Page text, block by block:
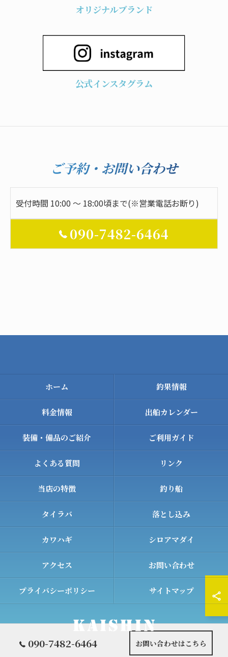
オリジナルブランド
公式インスタグラム
ご予約・お問い合わせ
受付時間 10:00 ～ 18:00頃まで(※営業電話お断り)
090-7482-6464
090-7482-6464 お問い合わせはこちら
ホーム 釣果情報
料金情報 出船カレンダー
装備・備品のご紹介 ご利用ガイド
よくある質問 リンク
当店の特徴 釣り船
タイラバ 落とし込み
カワハギ シロアマダイ
アクセス お問い合わせ
プライバシーポリシー サイトマップ